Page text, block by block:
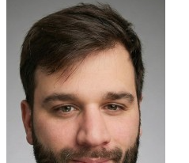
Nissan QASHQAI 2
Nissan QASHQAI 3